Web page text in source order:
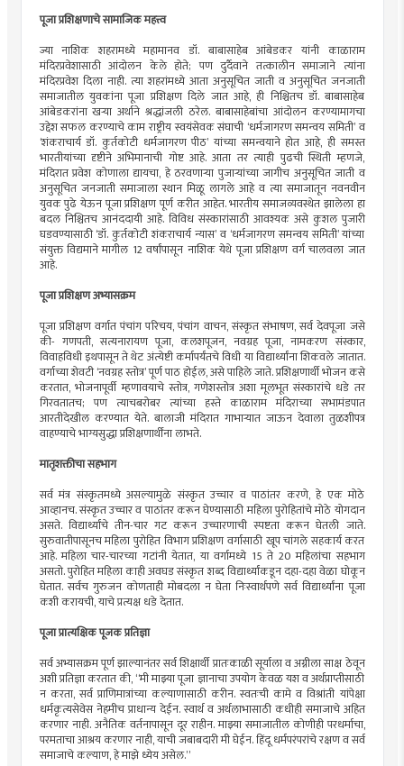
पूजा प्रशिक्षणाचे सामाजिक महत्त्व
ज्या नाशिक शहरामध्ये महामानव डॉ. बाबासाहेब आंबेडकर यांनी काळाराम
मंदिरप्रवेशासाठी आंदोलन केले होते; पण दुर्दैवाने तत्कालीन समाजाने त्यांना
मंदिरप्रवेश दिला नाही. त्या शहरांमध्ये आता अनुसूचित जाती व अनुसूचित जनजाती
समाजातील युवकांना पूजा प्रशिक्षण दिले जात आहे, ही निश्चितच डॉ. बाबासाहेब
आंबेडकरांना खर्‍या अर्थाने श्रद्धांजली ठरेल. बाबासाहेबांचा आंदोलन करण्यामागचा
उद्देश सफल करण्याचे काम राष्ट्रीय स्वयंसेवक संघाची ‘धर्मजागरण समन्वय समिती’ व
‘शंकराचार्य डॉ. कुर्तकोटी धर्मजागरण पीठ’ यांच्या समन्वयाने होत आहे, ही समस्त
भारतीयांच्या दृष्टीने अभिमानाची गोष्ट आहे. आता तर त्याही पुढची स्थिती म्हणजे,
मंदिरात प्रवेश कोणाला द्यायचा, हे ठरवणार्‍या पुजार्‍यांच्या जागीच अनुसूचित जाती व
अनुसूचित जनजाती समाजाला स्थान मिळू लागले आहे व त्या समाजातून नवनवीन
युवक पुढे येऊन पूजा प्रशिक्षण पूर्ण करीत आहेत. भारतीय समाजव्यवस्थेत झालेला हा
बदल निश्चितच आनंददायी आहे. विविध संस्कारांसाठी आवश्यक असे कुशल पुजारी
घडवण्यासाठी ‘डॉ. कुर्तकोटी शंकराचार्य न्यास’ व ‘धर्मजागरण समन्वय समिती’ यांच्या
संयुक्त विद्यमाने मागील 12 वर्षांपासून नाशिक येथे पूजा प्रशिक्षण वर्ग चालवला जात
आहे.
पूजा प्रशिक्षण अभ्यासक्रम
पूजा प्रशिक्षण वर्गात पंचांग परिचय, पंचांग वाचन, संस्कृत संभाषण, सर्व देवपूजा जसे
की- गणपती, सत्यनारायण पूजा, कलशपूजन, नवग्रह पूजा, नामकरण संस्कार,
विवाहविधी इथपासून ते थेट अंत्येष्टी कर्मापर्यंतचे विधी या विद्यार्थ्यांना शिकवले जातात.
वर्गाच्या शेवटी ‘नवग्रह स्तोत्र’ पूर्ण पाठ होईल, असे पाहिले जाते. प्रशिक्षणार्थी भोजन कसे
करतात, भोजनापूर्वी म्हणावयाचे स्तोत्र, गणेशस्तोत्र अशा मूलभूत संस्कारांचे धडे तर
गिरवतातच; पण त्याचबरोबर त्यांच्या हस्ते काळाराम मंदिराच्या सभामंडपात
आरतीदेखील करण्यात येते. बालाजी मंदिरात गाभार्‍यात जाऊन देवाला तुळशीपत्र
वाहण्याचे भाग्यसुद्धा प्रशिक्षणार्थींना लाभते.
मातृशक्तीचा सहभाग
सर्व मंत्र संस्कृतमध्ये असल्यामुळे संस्कृत उच्चार व पाठांतर करणे, हे एक मोठे
आव्हानच. संस्कृत उच्चार व पाठांतर करून घेण्यासाठी महिला पुरोहितांचे मोठे योगदान
असते. विद्यार्थ्यांचे तीन-चार गट करून उच्चारणाची स्पष्टता करून घेतली जाते.
सुरुवातीपासूनच महिला पुरोहित विभाग प्रशिक्षण वर्गासाठी खूप चांगले सहकार्य करत
आहे. महिला चार-चारच्या गटांनी येतात, या वर्गामध्ये 15 ते 20 महिलांचा सहभाग
असतो. पुरोहित महिला काही अवघड संस्कृत शब्द विद्यार्थ्यांकडून दहा-दहा वेळा घोकून
घेतात. सर्वच गुरुजन कोणताही मोबदला न घेता निःस्वार्थपणे सर्व विद्यार्थ्यांना पूजा
कशी करायची, याचे प्रत्यक्ष धडे देतात.
पूजा प्रात्यक्षिक पूजक प्रतिज्ञा
सर्व अभ्यासक्रम पूर्ण झाल्यानंतर सर्व शिक्षार्थी प्रातःकाळी सूर्याला व अग्नीला साक्ष ठेवून
अशी प्रतिज्ञा करतात की, “मी माझ्या पूजा ज्ञानाचा उपयोग केवळ यश व अर्थप्राप्तीसाठी
न करता, सर्व प्राणिमात्रांच्या कल्याणासाठी करीन. स्वतःची कामे व विश्रांती यांपेक्षा
धर्मकृत्यसेवेस नेहमीच प्राधान्य देईन. स्वार्थ व अर्थलाभासाठी कधीही समाजाचे अहित
करणार नाही. अनैतिक वर्तनापासून दूर राहीन. माझ्या समाजातील कोणीही परधर्माचा,
परमताचा आश्रय करणार नाही, याची जबाबदारी मी घेईन. हिंदू धर्मपरंपरांचे रक्षण व सर्व
समाजाचे कल्याण, हे माझे ध्येय असेल.”